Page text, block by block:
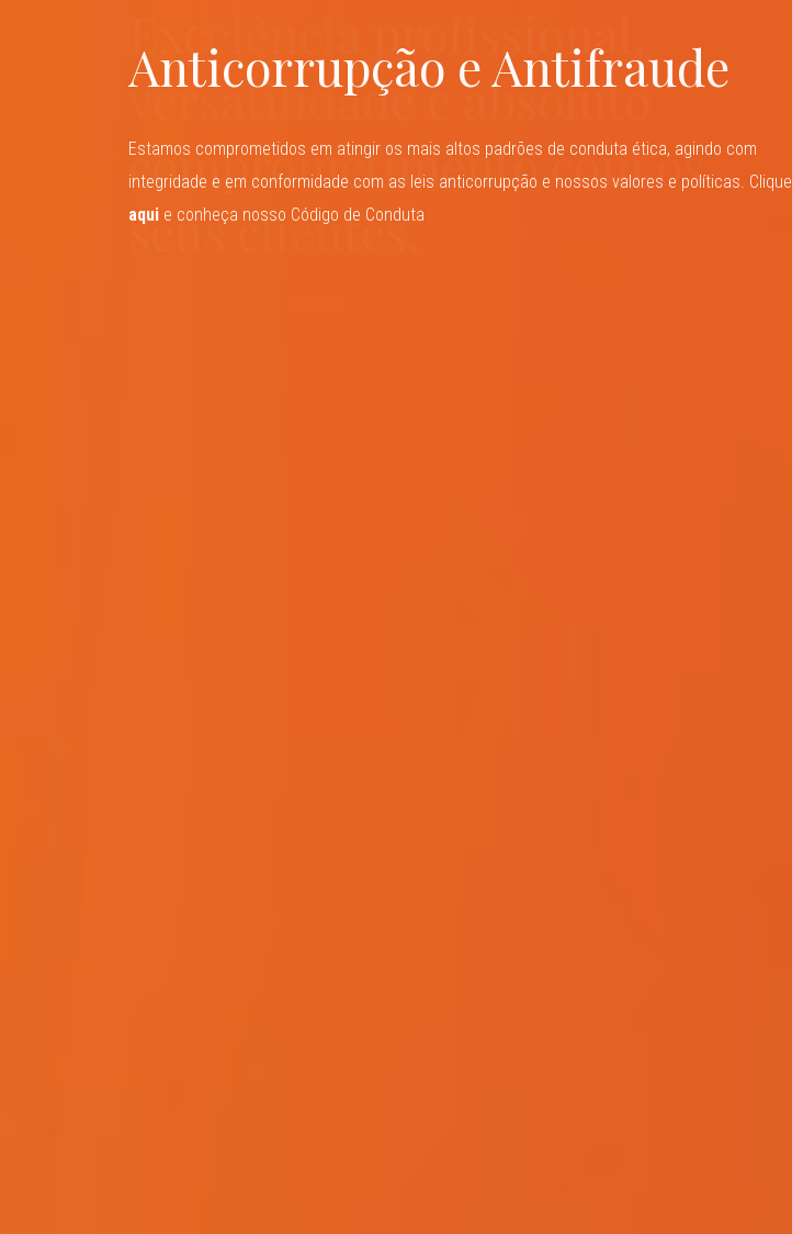
Anticorrupção e Antifraude
Estamos comprometidos em atingir os mais altos padrões de conduta ética, agindo com
integridade e em conformidade com as leis anticorrupção e nossos valores e políticas. Clique
aqui e conheça nosso Código de Conduta
Excelência profissional,
versatilidade e absoluto
comprometimento com os
seus clientes.
Mais de 30 anos de assessoria
jurídica personalizada, da
mais alta qualidade, com
agilidade e resultados
mundo em constantes
mudanças
Estratégias inovadoras alinhadas aos negócios de nossos clientes, auxiliando-os a navegar